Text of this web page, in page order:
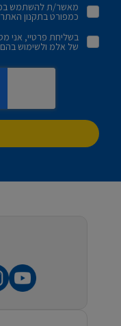
מאשר/ת להשתמש
כמפורט בתקנון האתר
בשליחת פרטיי, אני
של אלמ ולשימוש